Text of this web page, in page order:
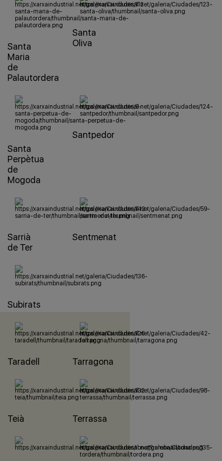
Santa
Maria
de
Palautordera
Santa
Oliva
Santa
Perpètua
de
Mogoda
Santpedor
Sarrià
de Ter
Sentmenat
Subirats
Taradell Tarragona
Teià Terrassa